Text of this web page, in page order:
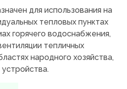
для использования на
тепловых пунктах
горячего водоснабжения,
тепличных
народного хозяйства,